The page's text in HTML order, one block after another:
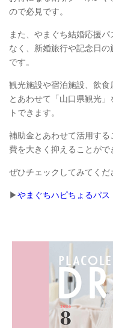
ので必見です。
また、やまぐち結婚応援
なく、新婚旅行や記念日
です。
観光施設や宿泊施設、飲
とあわせて「山口県観光
トできます。
補助金とあわせて活用す
費を大きく抑えることがで
ぜひチェックしてみてくだ
▶やまぐちハピちょるパス